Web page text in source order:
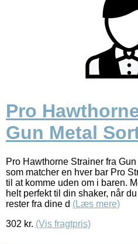
Pro
Gun Metal
Pro Hawthorne Strainer fra
som matcher en hver bar Pro
til at komme uden om i baren.
helt perfekt til din shaker, når
rester fra dine d (Læs mere)
302 kr. (Vis fragtpris)